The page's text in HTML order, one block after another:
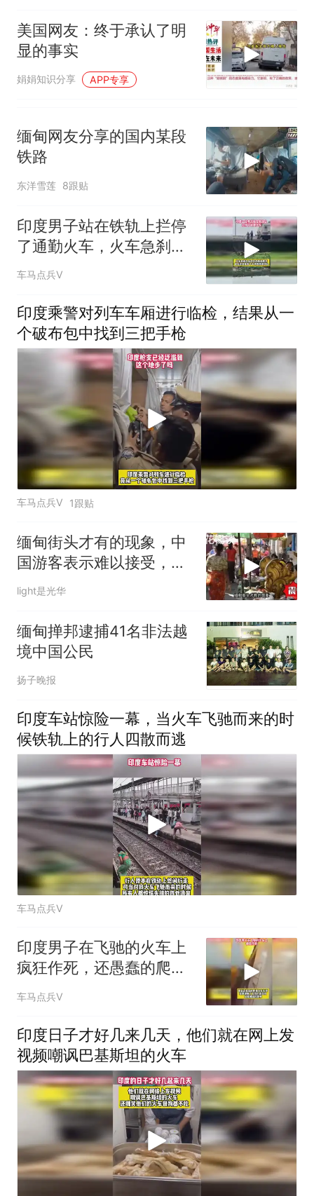
美国网友：终于承认了明
显的事实
娟娟知识分享 APP专享
缅甸网友分享的国内某段
铁路
东洋雪莲 8跟贴
印度男子站在铁轨上拦停
了通勤火车，火车急刹之
后对方仍拒绝离开
车马点兵V
印度乘警对列车车厢进行临检，结果从一
个破布包中找到三把手枪
车马点兵V 1跟贴
缅甸街头才有的现象，中
国游客表示难以接受，直
言太尴尬
light是光华
缅甸掸邦逮捕41名非法越
境中国公民
扬子晚报
印度车站惊险一幕，当火车飞驰而来的时
候铁轨上的行人四散而逃
车马点兵V
印度男子在飞驰的火车上
疯狂作死，还愚蠢的爬到
车顶误触了高压线
车马点兵V
印度日子才好几来几天，他们就在网上发
视频嘲讽巴基斯坦的火车